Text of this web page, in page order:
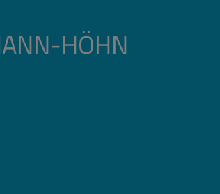
HÖHN